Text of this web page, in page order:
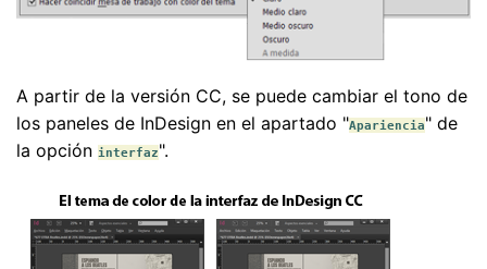
A partir de la versión CC, se puede cambiar el tono de
los paneles de InDesign en el apartado "Apariencia" de
la opción interfaz".